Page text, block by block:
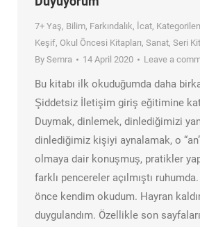
7+ Yaş, Bilim, Farkındalık, İcat,
Keşif, Okul Öncesi Kitapları, Sanat, Seri
By Semra 14 April 2020 Leave a
Bu kitabı ilk okuduğumda daha
Şiddetsiz İletişim giriş eğitimine
Duymak, dinlemek, dinlediğimizi
dinlediğimiz kişiyi aynalamak, o
olmaya dair konuşmuş, pratikler
farklı pencereler açılmıştı
önce kendim okudum. Hayran
duygulandım. Özellikle son